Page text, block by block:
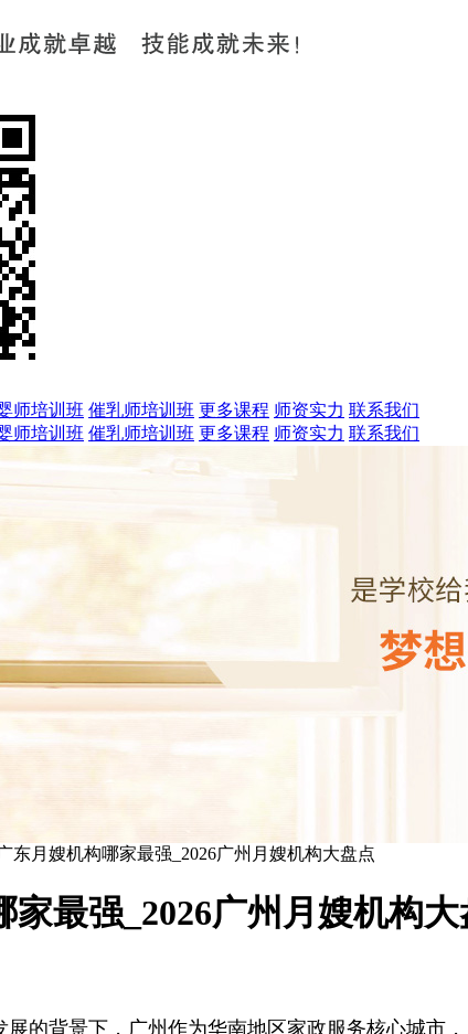
师培训班 催乳师培训班 更多课程 师资实力 联系我们
师培训班 催乳师培训班 更多课程 师资实力 联系我们
东月嫂机构哪家最强_2026广州月嫂机构大盘点
家最强_2026广州月嫂机构大
背景下，广州作为华南地区家政服务核心城市